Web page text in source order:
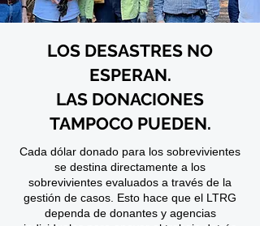
LOS DESASTRES NO
ESPERAN.
LAS DONACIONES
TAMPOCO PUEDEN.
Cada dólar donado para los sobrevivientes
se destina directamente a los
sobrevivientes evaluados a través de la
gestión de casos. Esto hace que el LTRG
dependa de donantes y agencias